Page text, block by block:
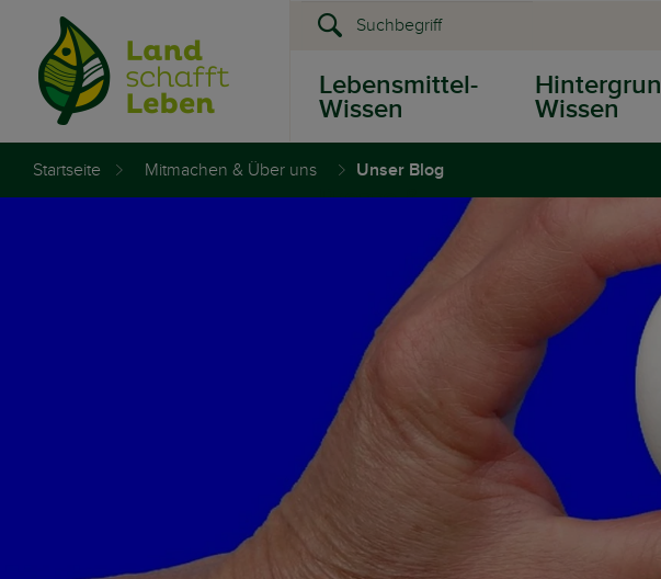
Lebensmittel-
Wissen Wissen
Presse &
Startseite Mitmachen & Über uns Unser Blog